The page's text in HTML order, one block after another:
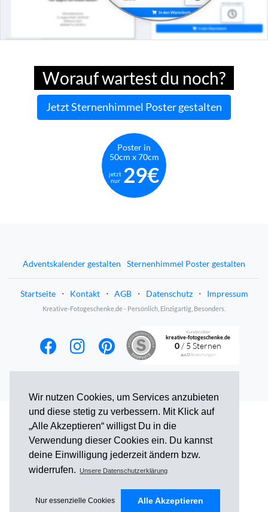
Wir nutzen Cookies, um Services anzubieten
und diese stetig zu verbessern. Mit Klick auf
„Alle Akzeptieren“ willigst Du in die
Verwendung dieser Cookies ein. Du kannst
deine Einwilligung jederzeit ändern bzw.
widerrufen.
Unsere Datenschutzerklärung
Nur essenzielle Cookies Alle Akzeptieren
Worauf wartest du noch?
Jetzt Sternenhimmel Poster gestalten
Poster in
50cm x 70cm
jetzt
nur 29€
Adventskalender gestalten Sternenhimmel Poster gestalten
Startseite ⋅ Kontakt ⋅ AGB ⋅ Datenschutz ⋅ Impressum
Kreative-Fotogeschenke.de - Persönlich, Einzigartig, Besonders.
Kunden über
kreative-fotogeschenke.de
0 / 5 Sternen
aus0Bewertungen